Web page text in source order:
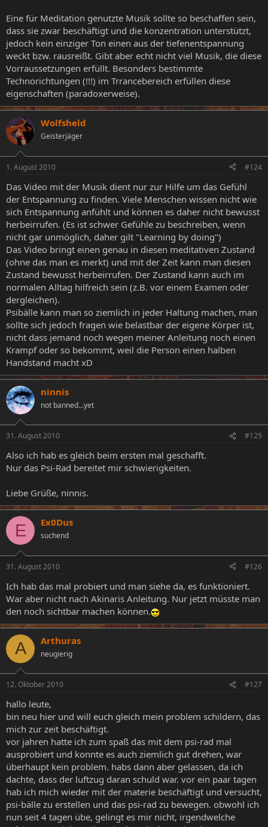
Eine für Meditation genutzte Musik sollte so beschaffen sein,
dass sie zwar beschäftigt und die konzentration unterstützt,
jedoch kein einziger Ton einen aus der tiefenentspannung
weckt bzw. rausreißt. Gibt aber echt nicht viel Musik, die diese
Vorraussetzungen erfüllt. Besonders bestimmte
Technorichtungen (!!!) im Trrancebereich erfüllen diese
eigenschaften (paradoxerweise).
Wolfsheld
Geisterjäger
1. August 2010 #124
Das Video mit der Musik dient nur zur Hilfe um das Gefühl
der Entspannung zu finden. Viele Menschen wissen nicht wie
sich Entspannung anfühlt und können es daher nicht bewusst
herbeirrufen. (Es ist schwer Gefühle zu beschreiben, wenn
nicht gar unmöglich, daher gilt "Learning by doing")
Das Video bringt einen genau in diesen meditativen Zustand
(ohne das man es merkt) und mit der Zeit kann man diesen
Zustand bewusst herbeirrufen. Der Zustand kann auch im
normalen Alltag hilfreich sein (z.B. vor einem Examen oder
dergleichen).
Psibälle kann man so ziemlich in jeder Haltung machen, man
sollte sich jedoch fragen wie belastbar der eigene Körper ist,
nicht dass jemand noch wegen meiner Anleitung noch einen
Krampf oder so bekommt, weil die Person einen halben
Handstand macht xD
ninnis
not banned...yet
31. August 2010 #125
Also ich hab es gleich beim ersten mal geschafft.
Nur das Psi-Rad bereitet mir schwierigkeiten.
Liebe Grüße, ninnis.
E Ex0Dus
suchend
31. August 2010 #126
Ich hab das mal probiert und man siehe da, es funktioniert.
War aber nicht nach Akinaris Anleitung. Nur jetzt müsste man
den noch sichtbar machen können.
A Arthuras
neugierig
12. Oktober 2010 #127
hallo leute,
bin neu hier und will euch gleich mein problem schildern, das
mich zur zeit beschäftigt.
vor jahren hatte ich zum spaß das mit dem psi-rad mal
ausprobiert und konnte es auch ziemlich gut drehen, war
überhaupt kein problem. habs dann aber gelassen, da ich
dachte, dass der luftzug daran schuld war. vor ein paar tagen
hab ich mich wieder mit der materie beschäftigt und versucht,
psi-bälle zu erstellen und das psi-rad zu bewegen. obwohl ich
nun seit 4 tagen übe, gelingt es mir nicht, irgendwelche